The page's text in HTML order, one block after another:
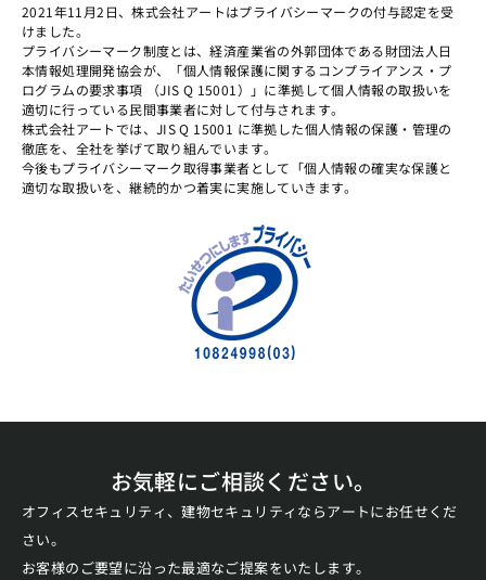
2021年11月2日、株式会社アートはプライバシーマークの付与認定を受
けました。
プライバシーマーク制度とは、経済産業省の外郭団体である財団法人日
本情報処理開発協会が、「個人情報保護に関するコンプライアンス・プ
ログラムの要求事項 （JIS Q 15001）」に準拠して個人情報の取扱いを
適切に行っている民間事業者に対して付与されます。
株式会社アートでは、JIS Q 15001 に準拠した個人情報の保護・管理の
徹底を、全社を挙げて取り組んでいます。
今後もプライバシーマーク取得事業者として「個人情報の確実な保護と
適切な取扱いを、継続的かつ着実に実施していきます。
お気軽にご相談ください。
オフィスセキュリティ、建物セキュリティならアートにお任せくだ
さい。
お客様のご要望に沿った最適なご提案をいたします。